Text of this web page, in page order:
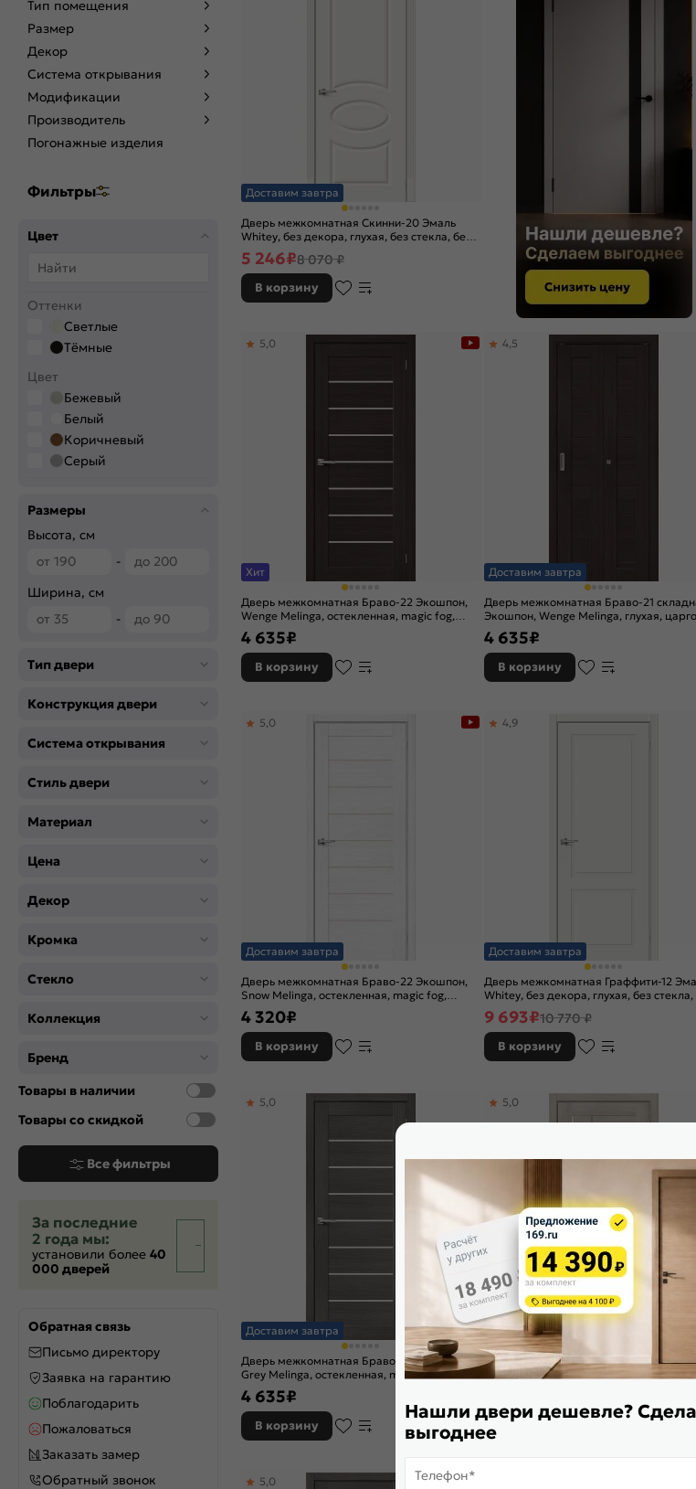
Тип помещения
Размер
Декор
Система открывания
Модификации
Производитель
Погонажные изделия
Фильтры
Цвет
Оттенки
Светлые
Тёмные
Цвет
Бежевый
Белый
Коричневый
Серый
Bianco Veralinga
Cappuccino Melinga
Grey Melinga
Grey Wood
Look Art
RAL 9010
Snow Art
Stormy Wood
White Skyline
Размеры
Высота, см
-
Ширина, см
-
Тип двери
Конструкция двери
Система открывания
Стиль двери
Материал
Цена
Декор
Кромка
Стекло
Коллекция
Бренд
Товары в наличии
Товары со скидкой
Все фильтры
За последние
2 года мы:
установили более 40
000 дверей
Обратная связь
Письмо директору
Заявка на гарантию
Поблагодарить
Пожаловаться
Заказать замер
Обратный звонок
Доставим завтра
Дверь межкомнатная Скинни-20 Эмаль
Whitey, без декора, глухая, без стекла, без
кромки, скиновая
5 246₽8 070 ₽
В корзину
Хит
Дверь межкомнатная Браво-22 Экошпон,
Wenge Melinga, остекленная, magic fog,
царговая
5,0
4 635₽
В корзину
Доставим завтра
Дверь межкомнатная Браво-21
Экошпон, Wenge Melinga, глухая,
4,5
4 635₽
В корзину
Доставим завтра
Дверь межкомнатная Браво-22 Экошпон,
Snow Melinga, остекленная, magic fog,
царговая
5,0
4 320₽
В корзину
Доставим завтра
Дверь межкомнатная Граффити-12
Whitey, без декора, глухая, без стекла,
кромки, каркасно-щитовая
4,9
9 693₽10 770 ₽
В корзину
Доставим завтра
Дверь межкомнатная Браво-22 Экошпон,
Grey Melinga, остекленная, magic fog,
царговая
5,0
4 635₽
В корзину
Доставим завтра
Дверь межкомнатная Браво-29
Cappuccino Melinga, остекленная,
5,0
В корзину
5,0
Нашли двери дешевле?
выгоднее
Телефон*